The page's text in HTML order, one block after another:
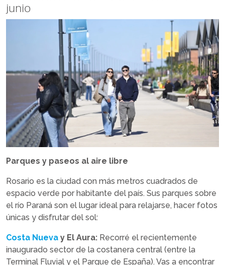
junio
Parques y paseos al aire libre
Rosario es la ciudad con más metros cuadrados de
espacio verde por habitante del país. Sus parques sobre
el río Paraná son el lugar ideal para relajarse, hacer fotos
únicas y disfrutar del sol:
Costa Nueva y El Aura: Recorré el recientemente
inaugurado sector de la costanera central (entre la
Terminal Fluvial y el Parque de España). Vas a encontrar